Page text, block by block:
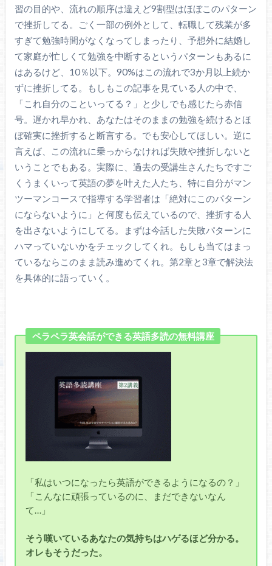
習の目的や、流れの順序は違えど9割型はほぼこのパターン
で挫折してる。ごく一部の例外として、転職して残業が多
すぎて勉強時間がなくなってしまったり、予想外に結婚し
て家庭が忙しくて勉強を中断するというパターンもあるに
はあるけど、10％以下。90%はこの流れで3か月以上続か
ずに挫折してる。もしもこの記事を見ている人の中で、
「これ自分のこといってる？」と少しでも感じたら赤信
号。遅かれ早かれ、あなたはそのままの勉強を続けるとほ
ぼ確実に挫折すると断言する。でも安心してほしい。逆に
言えば、この流れに乗っからなければ失敗や挫折しないと
いうことでもある。実際に、過去の受講生さんたちですご
くうまくいって英語の夢を叶えた人たち、特に自分がマン
ツーマンコースで指導する学習者は「絶対にこのパターン
にならないように」と何度も伝えているので、挫折する人
を出さないようにしてる。まずは今話した失敗パターンに
ハマっていないかをチェックしてくれ。もしも当てはまっ
ているならこのまま読み進めてくれ。第2章と3章で解決法
を具体的に語っていく。
ペラペラ英会話ができる英語多読の無料講座
「私はいつになったら英語ができるようになるの？」
「こんなに頑張っているのに、まだできないなん
て…」
そう嘆いているあなたの気持ちはハゲるほど分かる。
オレもそうだった。